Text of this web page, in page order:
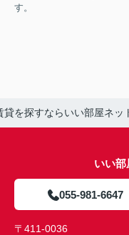
す。
貸を探すならいい部屋ネッ
いい
055-981-6647
〒411-0036